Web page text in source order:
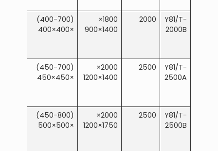
Y81/T-
2000B
2000
1800×
1400×900
(400-700)
×400×400
Y81/T-
2500A
2500
2000×
1400×1200
(450-700)
×450×450
Y81/T-
2500B
2500
2000×
1750×1200
(450-800)
×500×500